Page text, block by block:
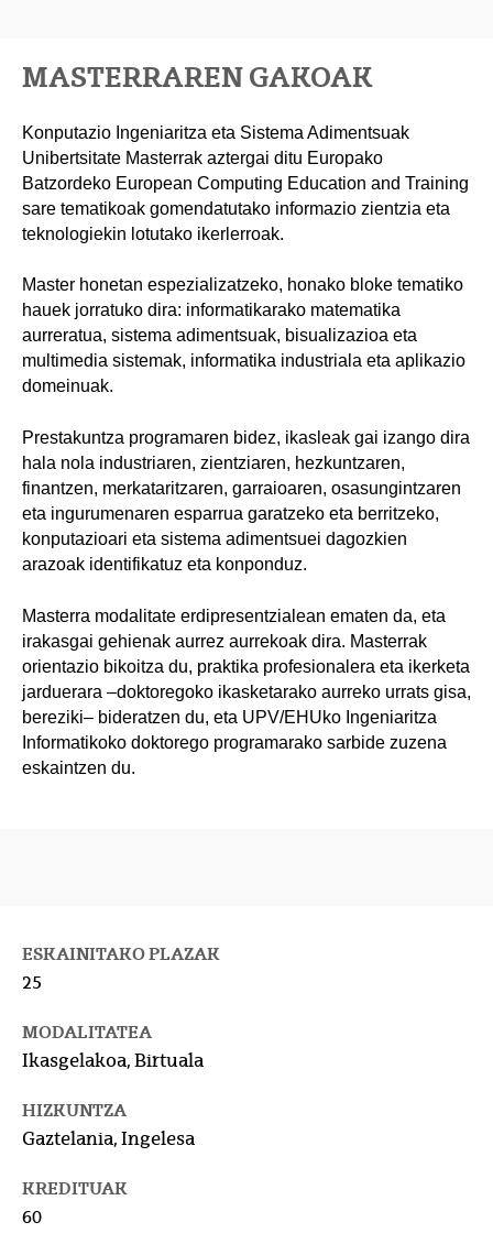
MASTERRAREN GAKOAK
Konputazio Ingeniaritza eta Sistema Adimentsuak
Unibertsitate Masterrak aztergai ditu Europako
Batzordeko European Computing Education and Training
sare tematikoak gomendatutako informazio zientzia eta
teknologiekin lotutako ikerlerroak.
Master honetan espezializatzeko, honako bloke tematiko
hauek jorratuko dira: informatikarako matematika
aurreratua, sistema adimentsuak, bisualizazioa eta
multimedia sistemak, informatika industriala eta aplikazio
domeinuak.
Prestakuntza programaren bidez, ikasleak gai izango dira
hala nola industriaren, zientziaren, hezkuntzaren,
finantzen, merkataritzaren, garraioaren, osasungintzaren
eta ingurumenaren esparrua garatzeko eta berritzeko,
konputazioari eta sistema adimentsuei dagozkien
arazoak identifikatuz eta konponduz.
Masterra modalitate erdipresentzialean ematen da, eta
irakasgai gehienak aurrez aurrekoak dira. Masterrak
orientazio bikoitza du, praktika profesionalera eta ikerketa
jarduerara –doktoregoko ikasketarako aurreko urrats gisa,
bereziki– bideratzen du, eta UPV/EHUko Ingeniaritza
Informatikoko doktorego programarako sarbide zuzena
eskaintzen du.
ESKAINITAKO PLAZAK
25
MODALITATEA
Ikasgelakoa, Birtuala
HIZKUNTZA
Gaztelania, Ingelesa
KREDITUAK
60